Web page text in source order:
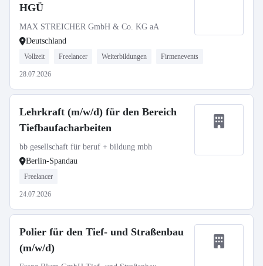
HGÜ
MAX STREICHER GmbH & Co. KG aA
Deutschland
Vollzeit Freelancer Weiterbildungen Firmenevents
28.07.2026
Lehrkraft (m/w/d) für den Bereich
Tiefbaufacharbeiten
bb gesellschaft für beruf + bildung mbh
Berlin-Spandau
Freelancer
24.07.2026
Polier für den Tief- und Straßenbau
(m/w/d)